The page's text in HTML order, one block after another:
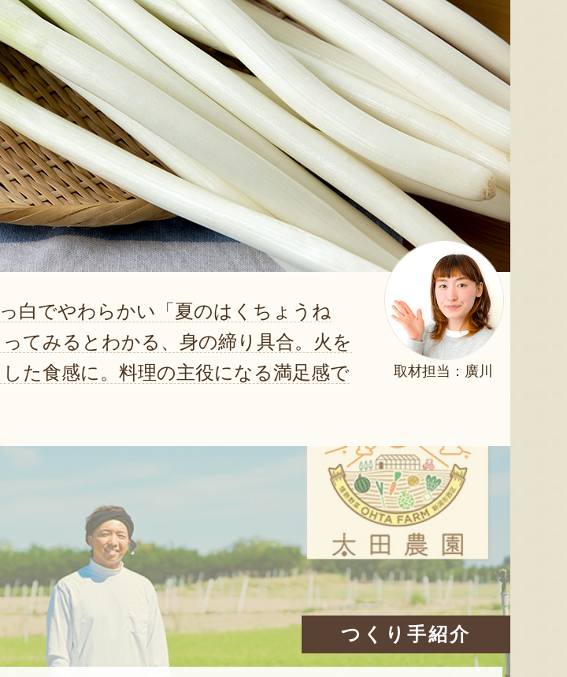
取材担当：廣川
白でやわらかい「夏のはくちょうね
てみるとわかる、身の締り具合。火を
た食感に。料理の主役になる満足感で
つくり手紹介